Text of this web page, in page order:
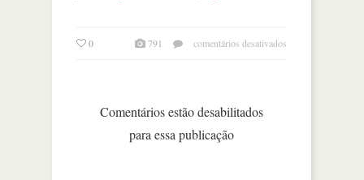
0 791 comentários desativados
Comentários estão desabilitados
para essa publicação